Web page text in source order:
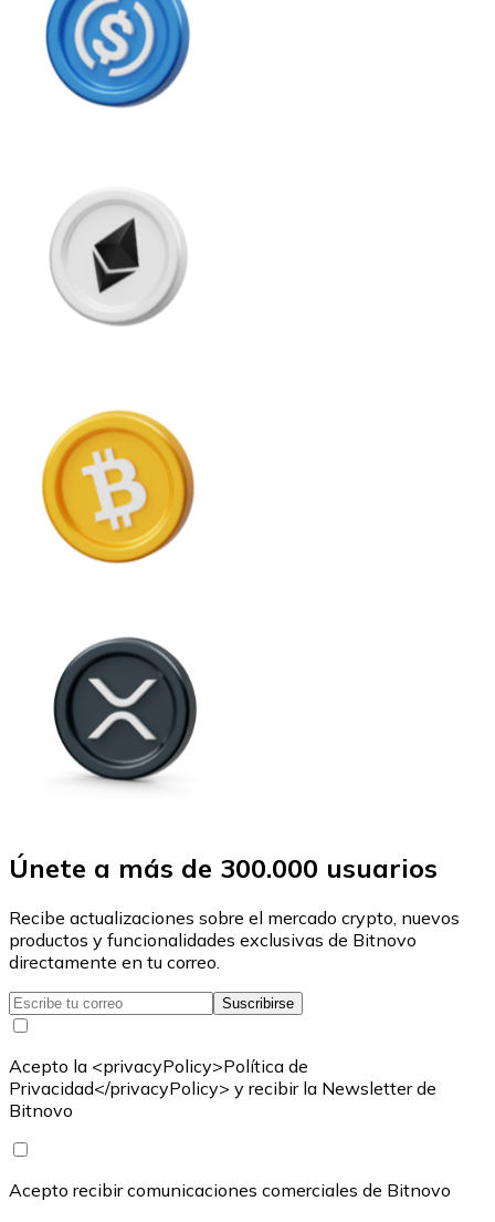
Únete a más de 300.000 usuarios
Recibe actualizaciones sobre el mercado crypto, nuevos
productos y funcionalidades exclusivas de Bitnovo
directamente en tu correo.
Suscribirse
Acepto la <privacyPolicy>Política de
Privacidad</privacyPolicy> y recibir la Newsletter de
Bitnovo
Acepto recibir comunicaciones comerciales de Bitnovo